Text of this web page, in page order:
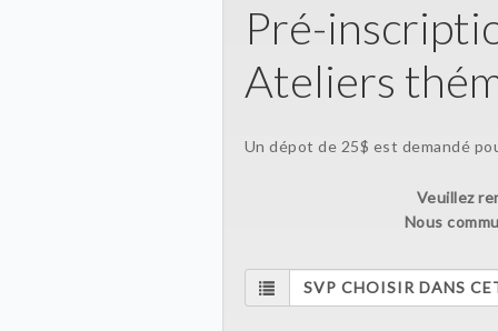
Pré-
Ateliers
Un dépot de 25$ est demandé
Veuillez
Nous